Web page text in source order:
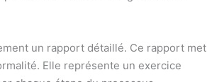
un rapport détaillé. Ce rapport met
Elle représente un exercice